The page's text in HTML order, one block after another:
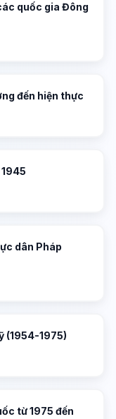
quốc gia Đông
đến hiện thực
dân Pháp
(1954-1975)
từ 1975 đến